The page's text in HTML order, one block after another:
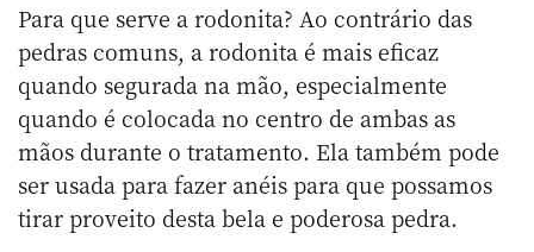
Para que serve a rodonita? Ao contrário das
pedras comuns, a rodonita é mais eficaz
quando segurada na mão, especialmente
quando é colocada no centro de ambas as
mãos durante o tratamento. Ela também pode
ser usada para fazer anéis para que possamos
tirar proveito desta bela e poderosa pedra.